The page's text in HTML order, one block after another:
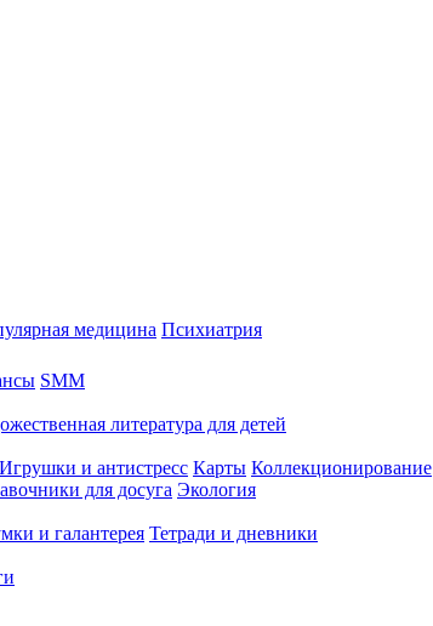
медицина Психиатрия
SMM
литература для детей
Игрушки и антистресс Карты Коллекционирование
для досуга Экология
и галантерея Тетради и дневники